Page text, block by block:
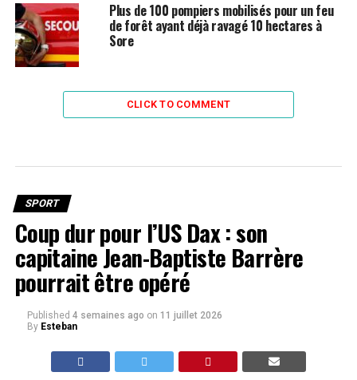
Plus de 100 pompiers mobilisés pour un feu
de forêt ayant déjà ravagé 10 hectares à
Sore
CLICK TO COMMENT
SPORT
Coup dur pour l’US Dax : son
capitaine Jean-Baptiste Barrère
pourrait être opéré
Published 4 semaines ago on 11 juillet 2026
By Esteban